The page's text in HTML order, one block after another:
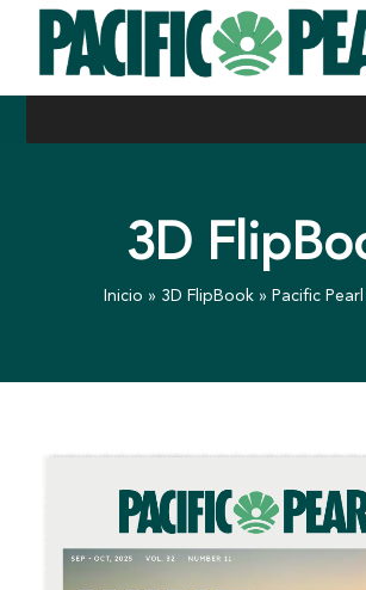
content
3D
Inicio » 3D FlipBook » Pacific